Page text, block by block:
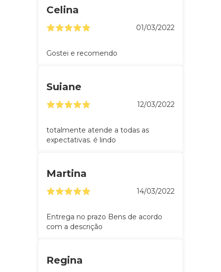
Celina
01/03/2022
Gostei e recomendo
Suiane
12/03/2022
totalmente atende a todas as
expectativas. é lindo
Martina
14/03/2022
Entrega no prazo Bens de acordo
com a descrição
Regina